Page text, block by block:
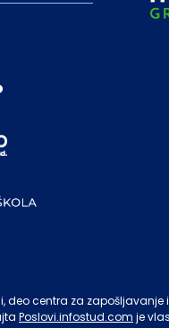
centra za zapošljavanje
Poslovi.infostud.com je